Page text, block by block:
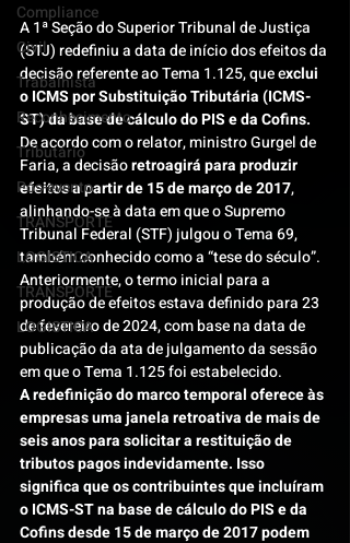
Compliance
Civil
Trabalhista
Reconhecimento
Tributário
Pós-evento
TRANSPORTE
LOGISTICA
TRANSPORTE
LOGISTICA
A 1ª Seção do Superior Tribunal de Justiça
(STJ) redefiniu a data de início dos efeitos da
decisão referente ao Tema 1.125, que exclui
o ICMS por Substituição Tributária (ICMS-
ST) da base de cálculo do PIS e da Cofins.
De acordo com o relator, ministro Gurgel de
Faria, a decisão retroagirá para produzir
efeitos a partir de 15 de março de 2017,
alinhando-se à data em que o Supremo
Tribunal Federal (STF) julgou o Tema 69,
também conhecido como a “tese do século”.
Anteriormente, o termo inicial para a
produção de efeitos estava definido para 23
de fevereiro de 2024, com base na data de
publicação da ata de julgamento da sessão
em que o Tema 1.125 foi estabelecido.
A redefinição do marco temporal oferece às
empresas uma janela retroativa de mais de
seis anos para solicitar a restituição de
tributos pagos indevidamente. Isso
significa que os contribuintes que incluíram
o ICMS-ST na base de cálculo do PIS e da
Cofins desde 15 de março de 2017 podem